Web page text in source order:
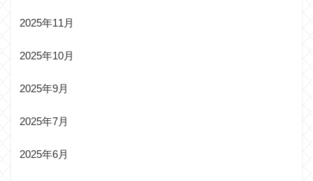
2025年11月
2025年10月
2025年9月
2025年7月
2025年6月